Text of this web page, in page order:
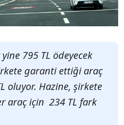
795 TL ödeyecek
garanti ettiği araç
oluyor. Hazine, şirkete
araç için 234 TL fark